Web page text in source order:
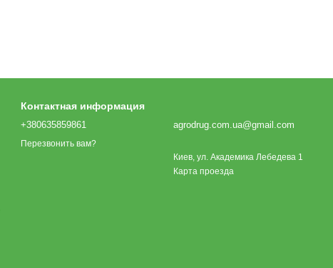
Контактная информация
+380635859861
Перезвонить вам?
agrodrug.com.ua@gmail.com
Киев, ул. Академика Лебедева 1
Карта проезда